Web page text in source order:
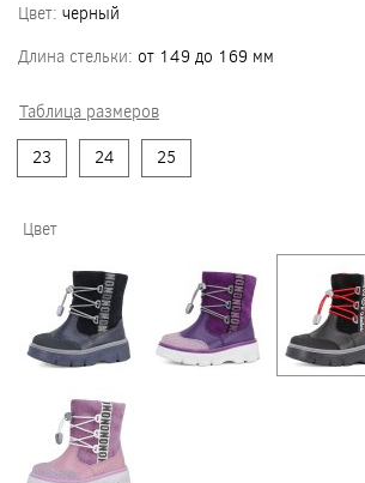
Цвет: черный
Длина стельки: от 149 до 169 мм
Таблица размеров
23
24 25
Цвет